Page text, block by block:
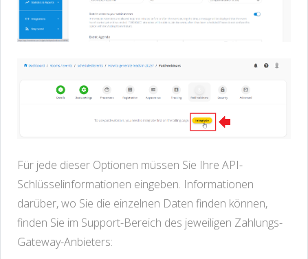
Für jede dieser Optionen müssen Sie Ihre API-
Schlüsselinformationen eingeben. Informationen
darüber, wo Sie die einzelnen Daten finden können,
finden Sie im Support-Bereich des jeweiligen Zahlungs-
Gateway-Anbieters: